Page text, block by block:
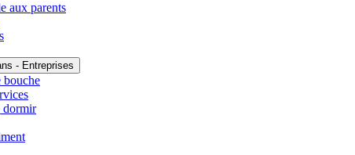
aux parents
- Entreprises
bouche
dormir